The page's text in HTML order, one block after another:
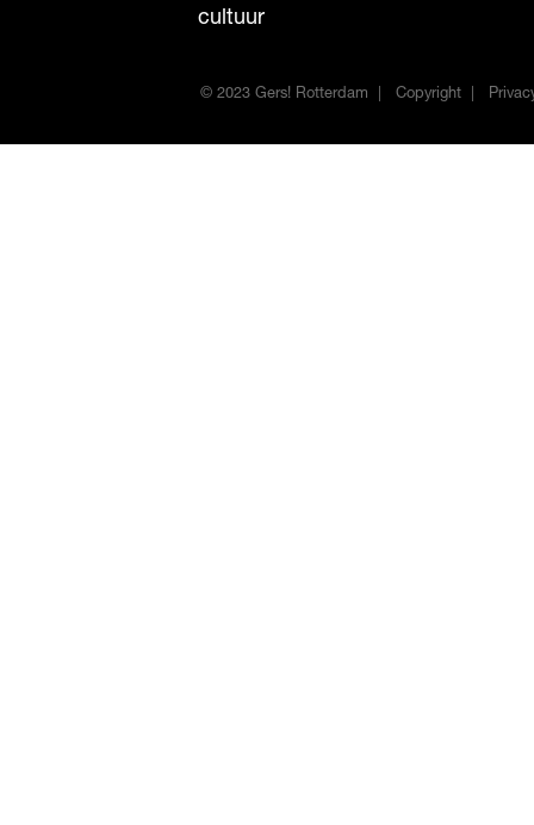
cultuur
© 2023 Gers! Rotterdam Copyright